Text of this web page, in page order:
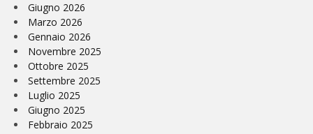
Giugno 2026
Marzo 2026
Gennaio 2026
Novembre 2025
Ottobre 2025
Settembre 2025
Luglio 2025
Giugno 2025
Febbraio 2025